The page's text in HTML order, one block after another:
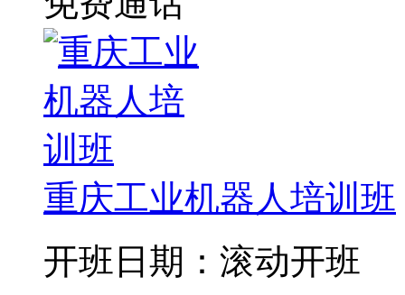
重庆工业机器人培训班
开班日期：滚动开班